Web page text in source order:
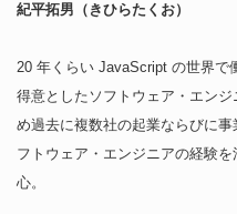
紀平拓男（きひらたくお）
20 年くらい JavaScript の世界で
得意としたソフトウェア・エン
め過去に複数社の起業ならびに
フトウェア・エンジニアの経験
心。